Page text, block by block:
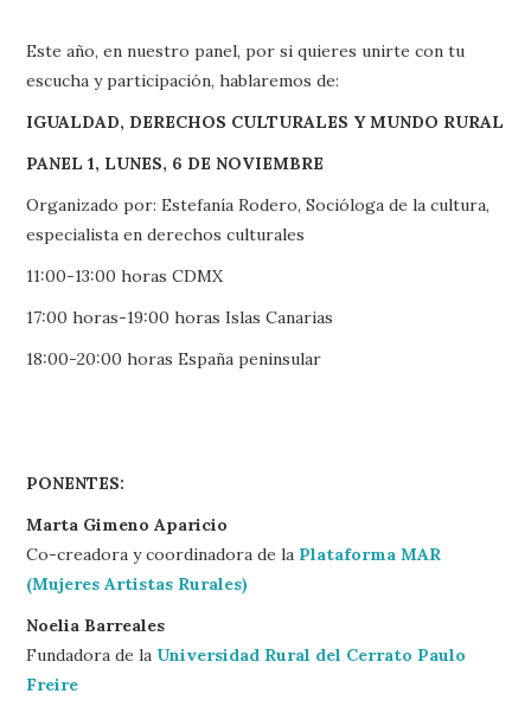
Este año, en nuestro panel, por si quieres unirte con tu
escucha y participación, hablaremos de:
IGUALDAD, DERECHOS CULTURALES Y MUNDO RURAL
PANEL 1, LUNES, 6 DE NOVIEMBRE
Organizado por: Estefanía Rodero, Socióloga de la cultura,
especialista en derechos culturales
11:00-13:00 horas CDMX
17:00 horas-19:00 horas Islas Canarias
18:00-20:00 horas España peninsular
PONENTES:
Marta Gimeno Aparicio
Co-creadora y coordinadora de la Plataforma MAR
(Mujeres Artistas Rurales)
Noelia Barreales
Fundadora de la Universidad Rural del Cerrato Paulo
Freire